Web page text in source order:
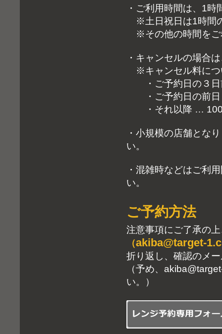
・ご利用時間は、1
※土日祝日は1時間
※その他の時間をご
・キャンセルの場合
※キャンセル料につ
・ご予約日の３日
・ご予約日の前日
・それ以降 …
・小規模の店舗とな
い。
・混雑時などはご利
い。
ご予約方法
注意事項にご了承の
（akiba@target-
折り返し、確認のメ
（予め、
い。）